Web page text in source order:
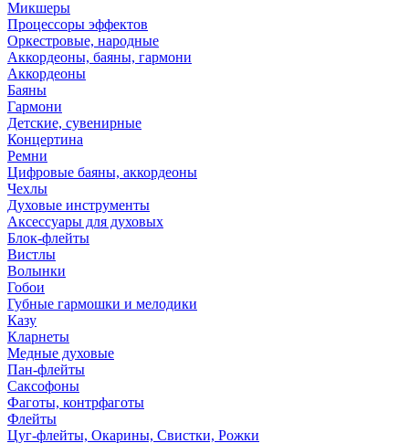
Микшеры
Процессоры эффектов
Оркестровые, народные
Аккордеоны, баяны, гармони
Аккордеоны
Баяны
Гармони
Детские, сувенирные
Концертина
Ремни
Цифровые баяны, аккордеоны
Чехлы
Духовые инструменты
Аксессуары для духовых
Блок-флейты
Вистлы
Волынки
Гобои
Губные гармошки и мелодики
Казу
Кларнеты
Медные духовые
Пан-флейты
Саксофоны
Фаготы, контрфаготы
Флейты
Цуг-флейты, Окарины, Свистки, Рожки